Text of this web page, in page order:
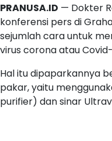
PRANUSA.ID — Dokter
konferensi pers di
sejumlah cara untuk
virus corona atau
Hal itu dipaparkannya
pakar, yaitu
purifier) dan sinar